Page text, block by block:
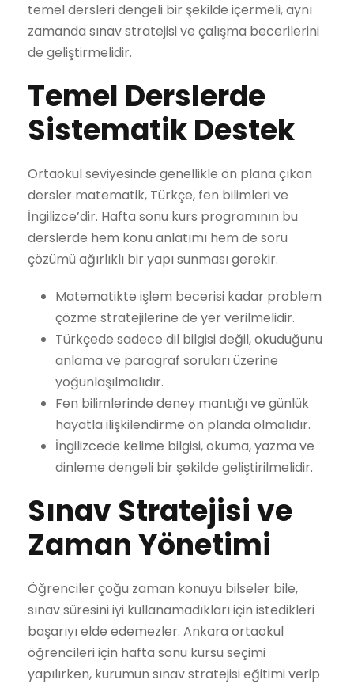
temel dersleri dengeli bir şekilde içermeli, aynı
zamanda sınav stratejisi ve çalışma becerilerini
de geliştirmelidir.
Temel Derslerde
Sistematik Destek
Ortaokul seviyesinde genellikle ön plana çıkan
dersler matematik, Türkçe, fen bilimleri ve
İngilizce’dir. Hafta sonu kurs programının bu
derslerde hem konu anlatımı hem de soru
çözümü ağırlıklı bir yapı sunması gerekir.
Matematikte işlem becerisi kadar problem
çözme stratejilerine de yer verilmelidir.
Türkçede sadece dil bilgisi değil, okuduğunu
anlama ve paragraf soruları üzerine
yoğunlaşılmalıdır.
Fen bilimlerinde deney mantığı ve günlük
hayatla ilişkilendirme ön planda olmalıdır.
İngilizcede kelime bilgisi, okuma, yazma ve
dinleme dengeli bir şekilde geliştirilmelidir.
Sınav Stratejisi ve
Zaman Yönetimi
Öğrenciler çoğu zaman konuyu bilseler bile,
sınav süresini iyi kullanamadıkları için istedikleri
başarıyı elde edemezler. Ankara ortaokul
öğrencileri için hafta sonu kursu seçimi
yapılırken, kurumun sınav stratejisi eğitimi verip